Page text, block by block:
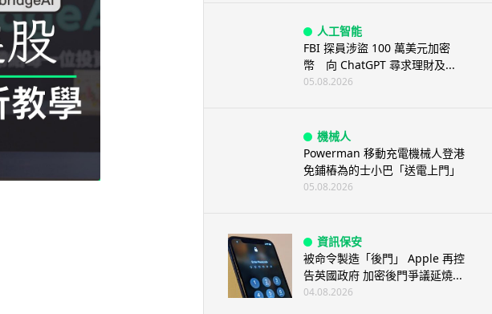
人工智能
FBI 探員涉盜 100 萬美元加密
幣 向 ChatGPT 尋求理財及...
05.08.2026
機械人
Powerman 移動充電機械人登港
免鋪樁為的士小巴「送電上門」
05.08.2026
資訊保安
被命令製造「後門」 Apple 再控
告英國政府 加密後門爭議延燒...
04.08.2026